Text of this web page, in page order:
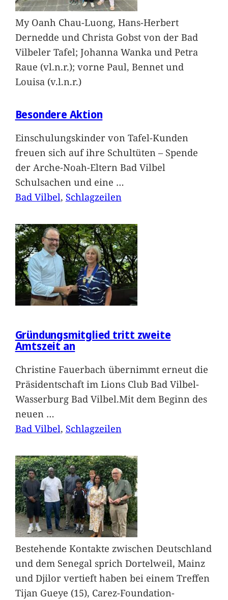
My Oanh Chau-Luong, Hans-Herbert
Dernedde und Christa Gobst von der Bad
Vilbeler Tafel; Johanna Wanka und Petra
Raue (vl.n.r.); vorne Paul, Bennet und
Louisa (v.l.n.r.)
Besondere Aktion
Einschulungskinder von Tafel-Kunden
freuen sich auf ihre Schultüten – Spende
der Arche-Noah-Eltern Bad Vilbel
Schulsachen und eine …
Bad Vilbel, Schlagzeilen
Gründungsmitglied tritt zweite
Amtszeit an
Christine Fauerbach übernimmt erneut die
Präsidentschaft im Lions Club Bad Vilbel-
Wasserburg Bad Vilbel.Mit dem Beginn des
neuen …
Bad Vilbel, Schlagzeilen
Bestehende Kontakte zwischen Deutschland
und dem Senegal sprich Dortelweil, Mainz
und Djilor vertieft haben bei einem Treffen
Tijan Gueye (15), Carez-Foundation-